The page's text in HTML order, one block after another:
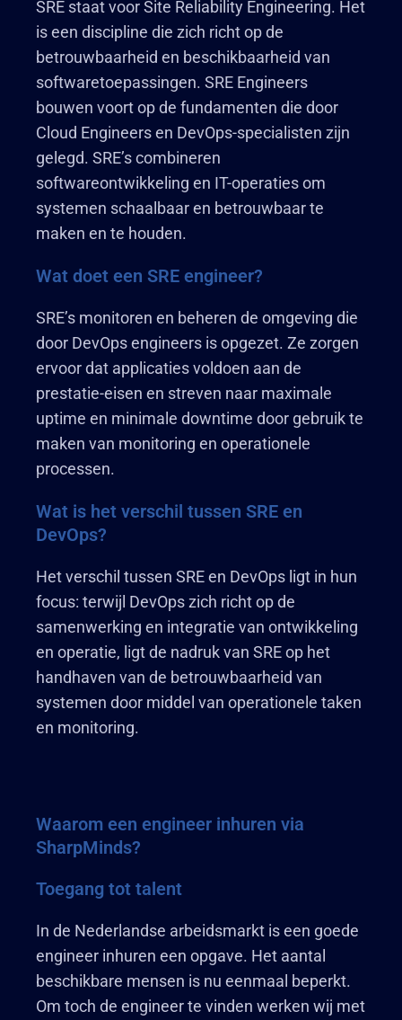
SRE staat voor Site Reliability Engineering. Het
is een discipline die zich richt op de
betrouwbaarheid en beschikbaarheid van
softwaretoepassingen. SRE Engineers
bouwen voort op de fundamenten die door
Cloud Engineers en DevOps-specialisten zijn
gelegd. SRE’s combineren
softwareontwikkeling en IT-operaties om
systemen schaalbaar en betrouwbaar te
maken en te houden.
Wat doet een SRE engineer?
SRE’s monitoren en beheren de omgeving die
door DevOps engineers is opgezet. Ze zorgen
ervoor dat applicaties voldoen aan de
prestatie-eisen en streven naar maximale
uptime en minimale downtime door gebruik te
maken van monitoring en operationele
processen.
Wat is het verschil tussen SRE en
DevOps?
Het verschil tussen SRE en DevOps ligt in hun
focus: terwijl DevOps zich richt op de
samenwerking en integratie van ontwikkeling
en operatie, ligt de nadruk van SRE op het
handhaven van de betrouwbaarheid van
systemen door middel van operationele taken
en monitoring.
Waarom een engineer inhuren via
SharpMinds?
Toegang tot talent
In de Nederlandse arbeidsmarkt is een goede
engineer inhuren een opgave. Het aantal
beschikbare mensen is nu eenmaal beperkt.
Om toch de engineer te vinden werken wij met